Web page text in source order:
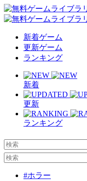
新着ゲーム
更新ゲーム
ランキング
新着
更新
ランキング
#ホラー